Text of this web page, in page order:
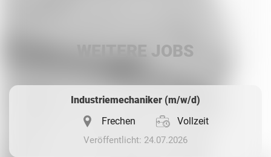
WEITERE JOBS
Industriemechaniker (m/w/d)
Frechen
Vollzeit
Veröffentlicht: 24.07.2026